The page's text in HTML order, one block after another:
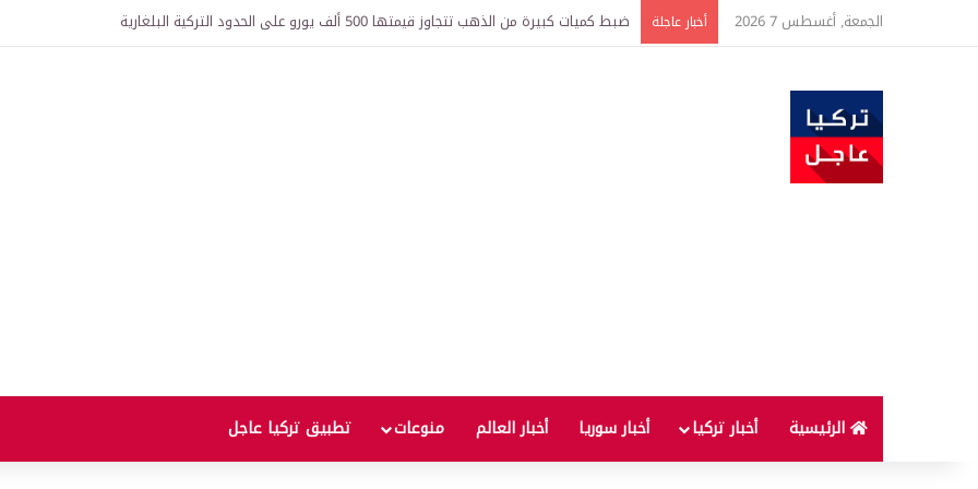
الجمعة, أغسطس 7 2026 أخبار عاجلة ضبط كميات كبيرة من الذهب تتجاوز قيمتها 500 ألف يورو على الحدود التركية البلغارية
الرئيسية أخبار تركيا أخبار سوريا أخبار العالم منوعات تطبيق تركيا عاجل